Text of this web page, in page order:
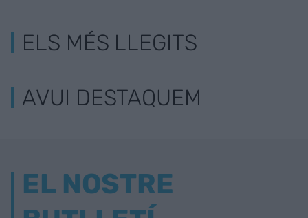
ELS MÉS LLEGITS
AVUI DESTAQUEM
EL NOSTRE